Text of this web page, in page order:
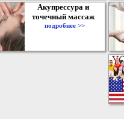
Акупрессура и
точечный массаж
подробнее >>